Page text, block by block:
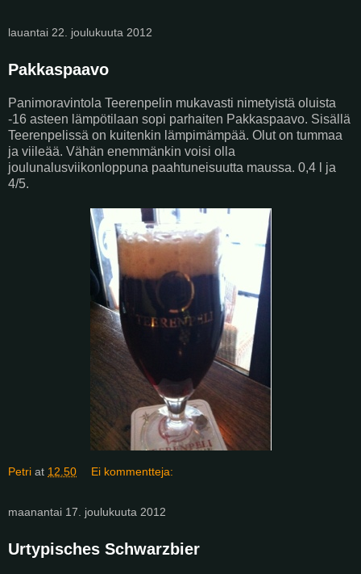
lauantai 22. joulukuuta 2012
Pakkaspaavo
Panimoravintola Teerenpelin mukavasti nimetyistä oluista
-16 asteen lämpötilaan sopi parhaiten Pakkaspaavo. Sisällä
Teerenpelissä on kuitenkin lämpimämpää. Olut on tummaa
ja viileää. Vähän enemmänkin voisi olla
joulunalusviikonloppuna paahtuneisuutta maussa. 0,4 l ja
4/5.
Petri at 12.50 Ei kommentteja:
maanantai 17. joulukuuta 2012
Urtypisches Schwarzbier